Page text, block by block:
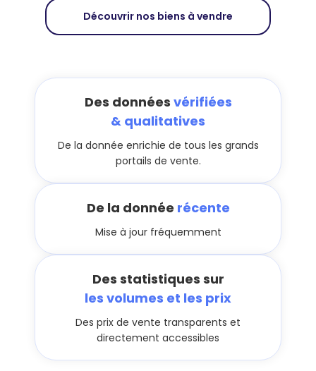
Découvrir nos biens à vendre
Des données vérifiées
& qualitatives
De la donnée enrichie de tous les grands
portails de vente.
De la donnée récente
Mise à jour fréquemment
Des statistiques sur
les volumes et les prix
Des prix de vente transparents et
directement accessibles